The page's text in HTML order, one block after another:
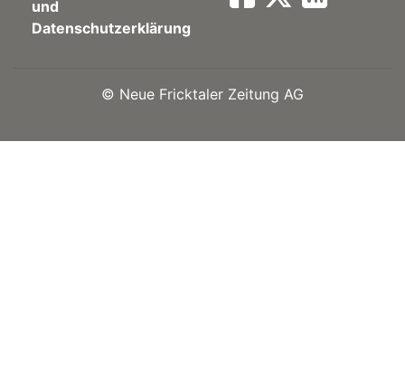
und
Datenschutzerklärung
© Neue Fricktaler Zeitung AG